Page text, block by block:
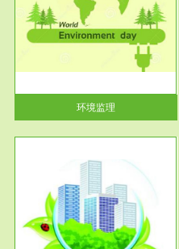
环境监理
VOCs在线监测
根据《重点区域大气污染防
治“十二五”规划》有机废气净化
率达...
服务范围
政府/园区级VOCs综合管控服务